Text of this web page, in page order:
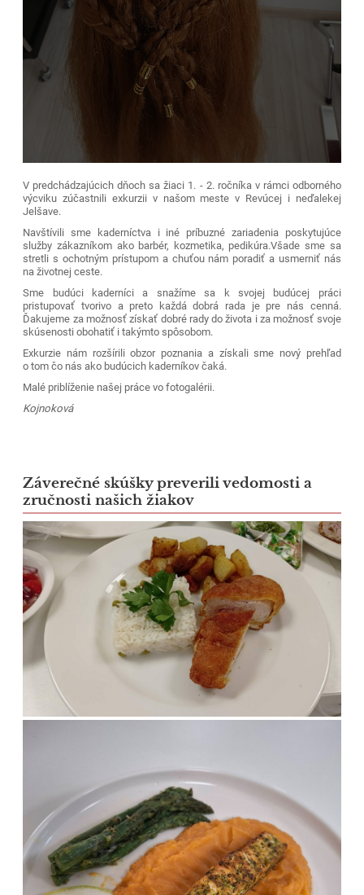
V predchádzajúcich dňoch sa žiaci 1. - 2. ročníka v rámci odborného
výcviku zúčastnili exkurzii v našom meste v Revúcej i neďalekej
Jelšave.
Navštívili sme kaderníctva i iné príbuzné zariadenia poskytujúce
služby zákazníkom ako barbér, kozmetika, pedikúra.Všade sme sa
stretli s ochotným prístupom a chuťou nám poradiť a usmerniť nás
na životnej ceste.
Sme budúci kaderníci a snažíme sa k svojej budúcej práci
pristupovať tvorivo a preto každá dobrá rada je pre nás cenná.
Ďakujeme za možnosť získať dobré rady do života i za možnosť svoje
skúsenosti obohatiť i takýmto spôsobom.
Exkurzie nám rozšírili obzor poznania a získali sme nový prehľad
o tom čo nás ako budúcich kaderníkov čaká.
Malé priblíženie našej práce vo fotogalérii.
Kojnoková
Záverečné skúšky preverili vedomosti a
zručnosti našich žiakov